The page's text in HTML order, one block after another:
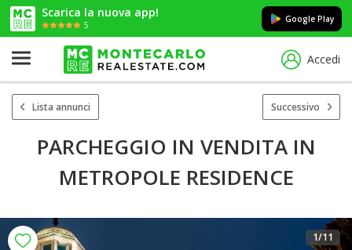
Scarica la nuova app!
5
Google Play
Accedi
Lista annunci Successivo
PARCHEGGIO IN VENDITA IN
METROPOLE RESIDENCE
1/11